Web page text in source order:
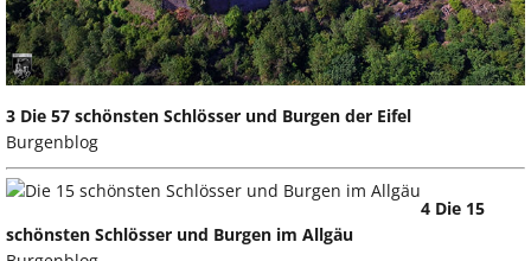
3 Die 57 schönsten Schlösser und Burgen der Eifel
Burgenblog
4 Die 15
schönsten Schlösser und Burgen im Allgäu